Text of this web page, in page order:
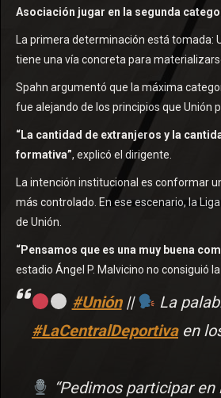
Asociación jugar en la segunda
La primera determinación está tomada:
tiene una vía concreta para
Spahn argumentó que la máxima
fue alejando de los principios que Unión
“La cantidad de extranjeros y la
formativa”, explicó el dirigente.
La intención institucional es conformar
más controlado. En ese escenario, la
de Unión.
“Pensamos que es una muy buena
estadio Ángel P. Malvicino no consiguió
#Unión|| La
#LaCentralDeportivaen
“Pedimos participar